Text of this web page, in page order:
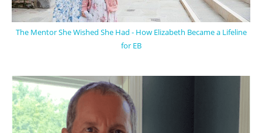
The Mentor She Wished She Had - How Elizabeth Became a Lifeline
for EB